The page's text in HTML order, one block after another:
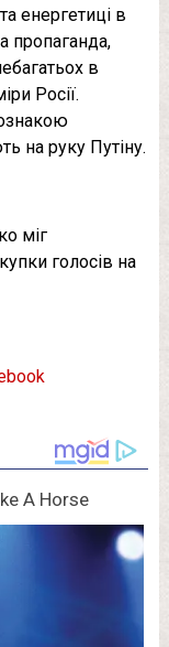
енергетиці в
пропаганда,
в
Росії.
на руку Путіну.
міг
голосів на